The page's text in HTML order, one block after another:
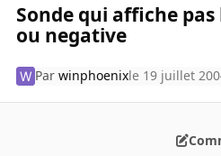
Sonde qui affiche
ou negative
Parwinphoenixle 19 juillet